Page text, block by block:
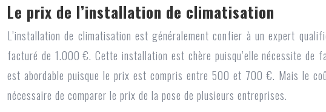
Le prix de l’installation de climatisation
L’installation de climatisation est généralement confier à un expert
facturé de 1.000 €. Cette installation est chère puisqu’elle nécessite
est abordable puisque le prix est compris entre 500 et 700 €. Mais le
nécessaire de comparer le prix de la pose de plusieurs entreprises.